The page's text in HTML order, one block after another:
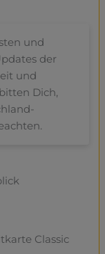
und
der
und
Dich,
Classic